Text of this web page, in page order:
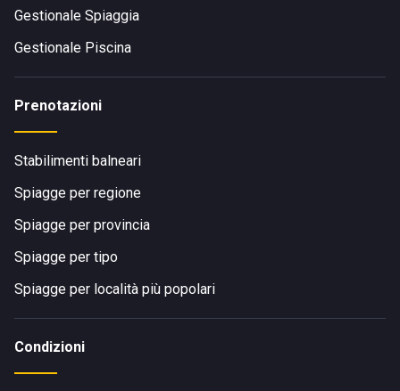
Gestionale Spiaggia
Gestionale Piscina
Prenotazioni
Stabilimenti balneari
Spiagge per regione
Spiagge per provincia
Spiagge per tipo
Spiagge per località più popolari
Condizioni